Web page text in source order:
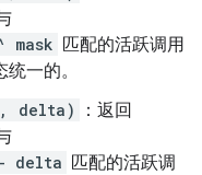
mask 匹配的活跃调用
一的。
delta) ：返回
delta 匹配的活跃调